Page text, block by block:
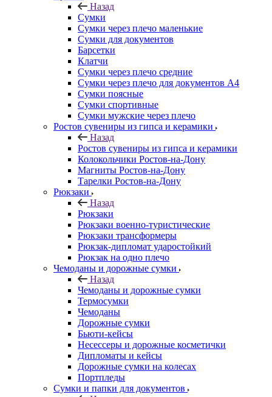
Назад
Сумки
Сумки через плечо маленькие
Сумки для документов
Барсетки
Клатчи
Сумки через плечо средние
Сумки через плечо для документов А4
Сумки поясные
Сумки спортивные
Сумки мужские через плечо
Ростов сувениры из гипса и керамики
Назад
Ростов сувениры из гипса и керамики
Колокольчики Ростов-на-Дону
Магниты Ростов-на-Дону
Тарелки Ростов-на-Дону
Рюкзаки
Назад
Рюкзаки
Рюкзаки военно-туристические
Рюкзаки трансформеры
Рюкзак-дипломат ударостойкий
Рюкзак на одно плечо
Чемоданы и дорожные сумки
Назад
Чемоданы и дорожные сумки
Термосумки
Чемоданы
Дорожные сумки
Бьюти-кейсы
Несессеры и дорожные косметички
Дипломаты и кейсы
Дорожные сумки на колесах
Портпледы
Сумки и папки для документов